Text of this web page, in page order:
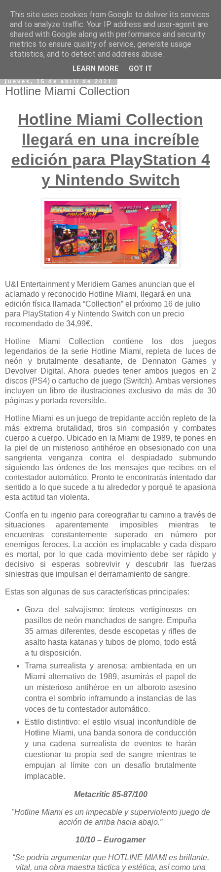
jueves, 15 de abril de 2021
Hotline Miami Collection
Hotline Miami Collection
llegará en una increíble
edición para PlayStation 4
y Nintendo Switch
U&I Entertainment y Meridiem Games anuncian que el
aclamado y reconocido Hotline Miami, llegará en una
edición física llamada “Collection” el próximo 16 de julio
para PlayStation 4 y Nintendo Switch con un precio
recomendado de 34,99€.
Hotline Miami Collection contiene los dos juegos
legendarios de la serie Hotline Miami, repleta de luces de
neón y brutalmente desafiante, de Dennaton Games y
Devolver Digital. Ahora puedes tener ambos juegos en 2
discos (PS4) o cartucho de juego (Switch). Ambas versiones
incluyen un libro de ilustraciones exclusivo de más de 30
páginas y portada reversible.
Hotline Miami es un juego de trepidante acción repleto de la
más extrema brutalidad, tiros sin compasión y combates
cuerpo a cuerpo. Ubicado en la Miami de 1989, te pones en
la piel de un misterioso antihéroe en obsesionado con una
sangrienta venganza contra el despiadado submundo
siguiendo las órdenes de los mensajes que recibes en el
contestador automático. Pronto te encontrarás intentado dar
sentido a lo que sucede a tu alrededor y porqué te apasiona
esta actitud tan violenta.
Confía en tu ingenio para coreografiar tu camino a través de
situaciones aparentemente imposibles mientras te
encuentras constantemente superado en número por
enemigos feroces. La acción es implacable y cada disparo
es mortal, por lo que cada movimiento debe ser rápido y
decisivo si esperas sobrevivir y descubrir las fuerzas
siniestras que impulsan el derramamiento de sangre.
Estas son algunas de sus características principales:
Goza del salvajismo: tiroteos vertiginosos en
pasillos de neón manchados de sangre. Empuña
35 armas diferentes, desde escopetas y rifles de
asalto hasta katanas y tubos de plomo, todo está
a tu disposición.
Trama surrealista y arenosa: ambientada en un
Miami alternativo de 1989, asumirás el papel de
un misterioso antihéroe en un alboroto asesino
contra el sombrío inframundo a instancias de las
voces de tu contestador automático.
Estilo distintivo: el estilo visual inconfundible de
Hotline Miami, una banda sonora de conducción
y una cadena surrealista de eventos te harán
cuestionar tu propia sed de sangre mientras te
empujan al límite con un desafío brutalmente
implacable.
Metacritic 85-87/100
"Hotline Miami es un impecable y superviolento juego de
acción de arriba hacia abajo.”
10/10 – Eurogamer
“Se podría argumentar que HOTLINE MIAMI es brillante,
vital, una obra maestra táctica y estética, así como una
This site uses cookies from Google to deliver its services
and to analyze traffic. Your IP address and user-agent are
shared with Google along with performance and security
metrics to ensure quality of service, generate usage
statistics, and to detect and address abuse.
LEARN MORE GOT IT